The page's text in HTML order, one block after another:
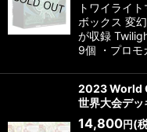
トワイライ
ボックス 変
が収録
9個 ・プロ
2023 World
世界大会デッ
14,800円 (